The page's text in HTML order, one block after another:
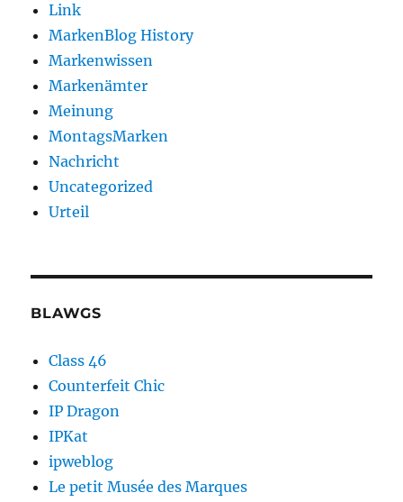
Link
MarkenBlog History
Markenwissen
Markenämter
Meinung
MontagsMarken
Nachricht
Uncategorized
Urteil
BLAWGS
Class 46
Counterfeit Chic
IP Dragon
IPKat
ipweblog
Le petit Musée des Marques